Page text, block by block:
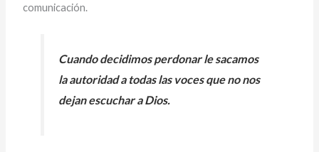
comunicación.
Cuando decidimos perdonar le sacamos
la autoridad a todas las voces que no nos
dejan escuchar a Dios.